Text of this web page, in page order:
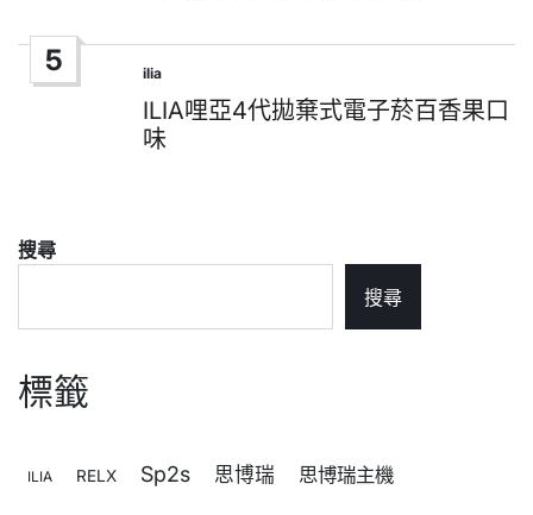
5
Posted
in
ilia
ILIA哩亞4代拋棄式電子菸百香果口
味
搜尋
搜尋
標籤
ILIA RELX Sp2s 思博瑞 思博瑞主機